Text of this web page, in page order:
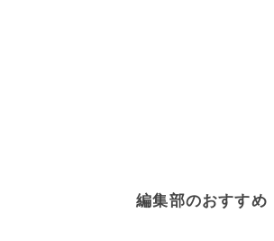
編集部のおすすめ